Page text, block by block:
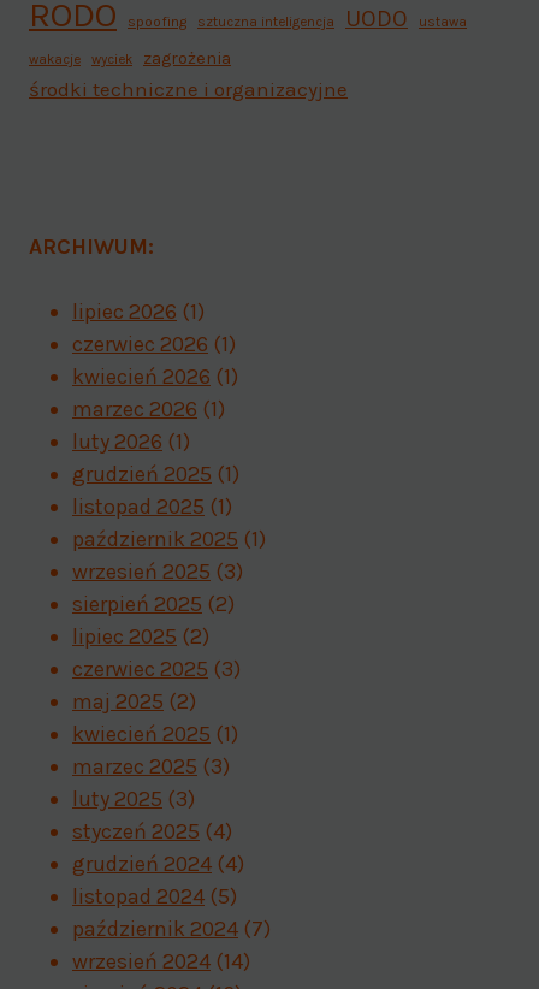
RODO spoofing sztuczna inteligencja UODO ustawa
wakacje wyciek zagrożenia
środki techniczne i organizacyjne
ARCHIWUM:
lipiec 2026 (1)
czerwiec 2026 (1)
kwiecień 2026 (1)
marzec 2026 (1)
luty 2026 (1)
grudzień 2025 (1)
listopad 2025 (1)
październik 2025 (1)
wrzesień 2025 (3)
sierpień 2025 (2)
lipiec 2025 (2)
czerwiec 2025 (3)
maj 2025 (2)
kwiecień 2025 (1)
marzec 2025 (3)
luty 2025 (3)
styczeń 2025 (4)
grudzień 2024 (4)
listopad 2024 (5)
październik 2024 (7)
wrzesień 2024 (14)